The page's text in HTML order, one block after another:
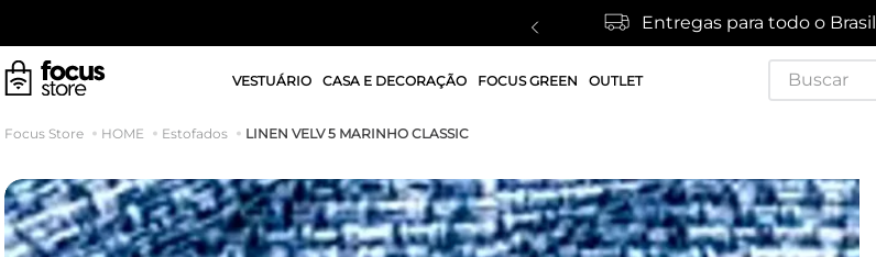
Entregas para todo o Brasil
VESTUÁRIO CASA E DECORAÇÃO FOCUS GREEN OUTLET
Buscar
HOME Estofados LINEN VELV 5 MARINHO CLASSIC